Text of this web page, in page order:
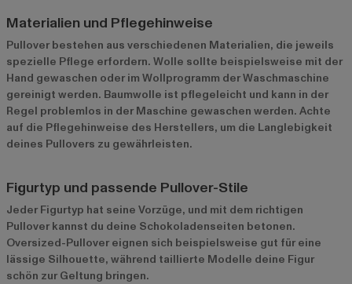
Materialien und Pflegehinweise
Pullover bestehen aus verschiedenen Materialien, die jeweils
spezielle Pflege erfordern. Wolle sollte beispielsweise mit der
Hand gewaschen oder im Wollprogramm der Waschmaschine
gereinigt werden. Baumwolle ist pflegeleicht und kann in der
Regel problemlos in der Maschine gewaschen werden. Achte
auf die Pflegehinweise des Herstellers, um die Langlebigkeit
deines Pullovers zu gewährleisten.
Figurtyp und passende Pullover-Stile
Jeder Figurtyp hat seine Vorzüge, und mit dem richtigen
Pullover kannst du deine Schokoladenseiten betonen.
Oversized-Pullover eignen sich beispielsweise gut für eine
lässige Silhouette, während taillierte Modelle deine Figur
schön zur Geltung bringen.